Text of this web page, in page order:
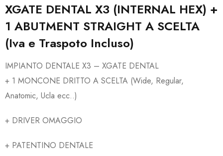
XGATE DENTAL X3 (INTERNAL HEX) +
1 ABUTMENT STRAIGHT A SCELTA
(Iva e Traspoto Incluso)
IMPIANTO DENTALE X3 – XGATE DENTAL
+ 1 MONCONE DRITTO A SCELTA (Wide, Regular,
Anatomic, Ucla ecc..)
+ DRIVER OMAGGIO
+ PATENTINO DENTALE